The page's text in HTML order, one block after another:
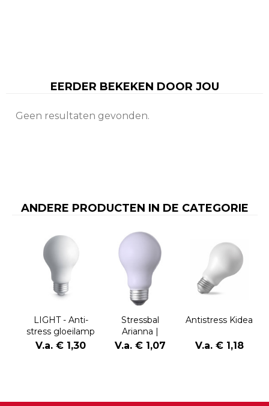
EERDER BEKEKEN DOOR JOU
Geen resultaten gevonden.
ANDERE PRODUCTEN IN DE CATEGORIE
LIGHT - Anti-
stress gloeilamp
V.a. € 1,30
Stressbal
Arianna |
Peervorm
V.a. € 1,07
Antistress Kidea
V.a. € 1,18